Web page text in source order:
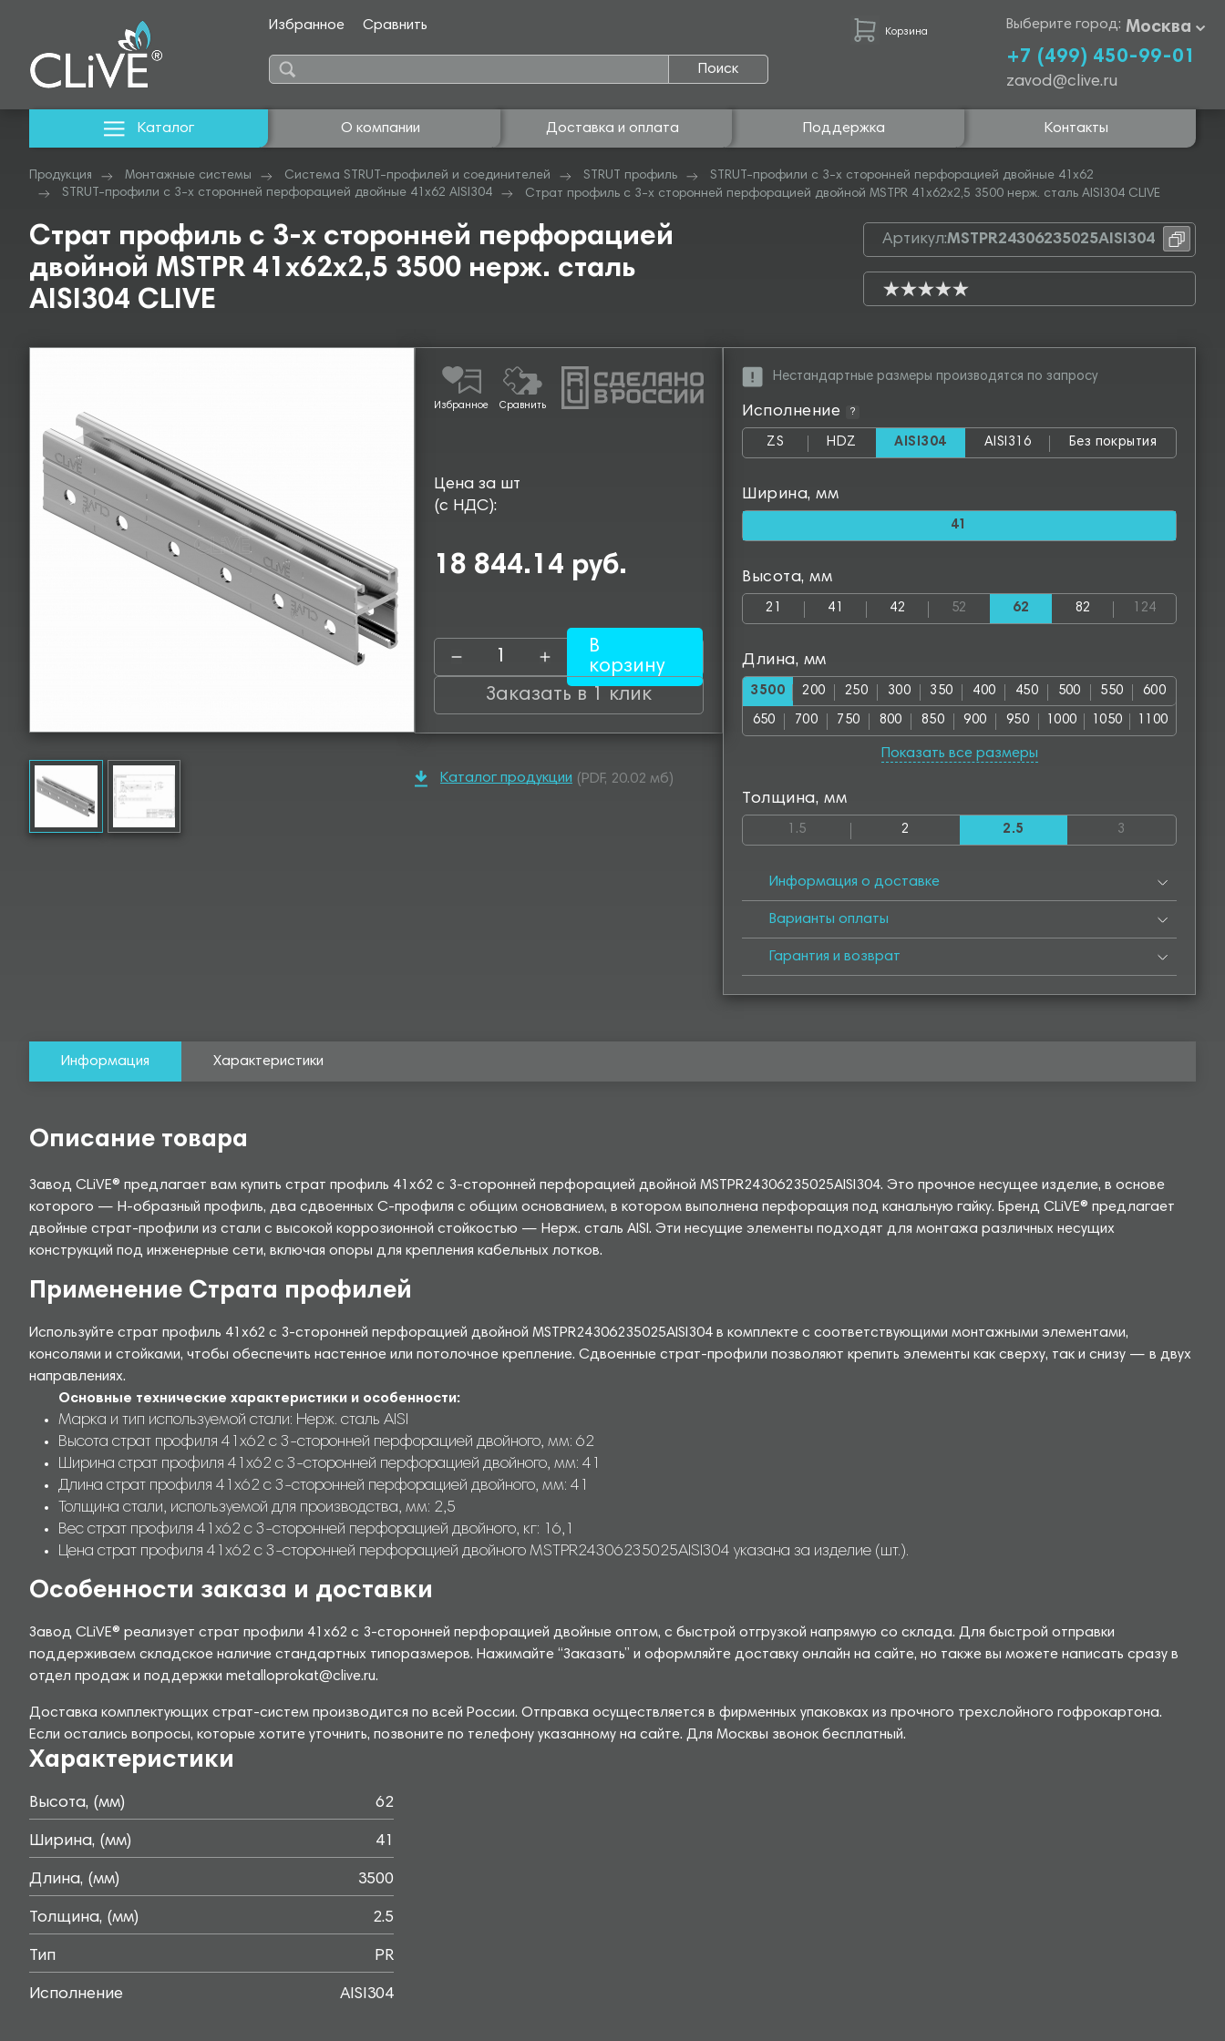
Избранное Сравнить
Поиск
Корзина Выберите город: Москва
+7 (499) 450-99-01
zavod@clive.ru
Каталог О компании Доставка и оплата Поддержка Контакты
Продукция Монтажные системы Система STRUT-профилей и соединителей STRUT профиль
STRUT-профили с 3-х сторонней перфорацией двойные 41х62
STRUT-профили с 3-х сторонней перфорацией двойные 41х62 AISI304
Страт профиль с 3-х сторонней перфорацией двойной MSTPR 41х62х2,5 3500 нерж. сталь AISI304 CLIVE
Страт профиль с 3-х сторонней перфорацией
двойной MSTPR 41х62х2,5 3500 нерж. сталь
AISI304 CLIVE
Артикул:MSTPR24306235025AISI304
Избранное Сравнить
Цена за шт
(с НДС):
18 844.14 руб.
В
корзину
Заказать в 1 клик
Каталог продукции (PDF, 20.02 мб)
Нестандартные размеры производятся по запросу
Исполнение ?
ZS HDZ AISI304 AISI316 Без покрытия
Ширина, мм
41
Высота, мм
21 41 42 52 62 82 124
Длина, мм
3500 200 250 300 350 400 450 500 550 600
650 700 750 800 850 900 950 1000 1050 1100
1300 1350 1400
2500
Показать все размеры
Толщина, мм
1.5 2 2.5 3
Информация о доставке
Варианты оплаты
Гарантия и возврат
Информация Характеристики
Описание товара
Завод CLiVE® предлагает вам купить страт профиль 41х62 с 3-сторонней перфорацией двойной MSTPR24306235025AISI304. Это прочное несущее изделие, в основе
которого — Н-образный профиль, два сдвоенных С-профиля с общим основанием, в котором выполнена перфорация под канальную гайку. Бренд CLiVE® предлагает
двойные страт-профили из стали с высокой коррозионной стойкостью — Нерж. сталь AISI. Эти несущие элементы подходят для монтажа различных несущих
конструкций под инженерные сети, включая опоры для крепления кабельных лотков.
Применение Страта профилей
Используйте страт профиль 41х62 с 3-сторонней перфорацией двойной MSTPR24306235025AISI304 в комплекте с соответствующими монтажными элементами,
консолями и стойками, чтобы обеспечить настенное или потолочное крепление. Сдвоенные страт-профили позволяют крепить элементы как сверху, так и снизу — в двух
направлениях.
Основные технические характеристики и особенности:
Марка и тип используемой стали: Нерж. сталь AISI
Высота страт профиля 41х62 с 3-сторонней перфорацией двойного, мм: 62
Ширина страт профиля 41х62 с 3-сторонней перфорацией двойного, мм: 41
Длина страт профиля 41х62 с 3-сторонней перфорацией двойного, мм: 41
Толщина стали, используемой для производства, мм: 2,5
Вес страт профиля 41х62 с 3-сторонней перфорацией двойного, кг: 16,1
Цена страт профиля 41х62 с 3-сторонней перфорацией двойного MSTPR24306235025AISI304 указана за изделие (шт.).
Особенности заказа и доставки
Завод CLiVE® реализует страт профили 41х62 с 3-сторонней перфорацией двойные оптом, с быстрой отгрузкой напрямую со склада. Для быстрой отправки
поддерживаем складское наличие стандартных типоразмеров. Нажимайте “Заказать” и оформляйте доставку онлайн на сайте, но также вы можете написать сразу в
отдел продаж и поддержки metalloprokat@clive.ru.
Доставка комплектующих страт-систем производится по всей России. Отправка осуществляется в фирменных упаковках из прочного трехслойного гофрокартона.
Если остались вопросы, которые хотите уточнить, позвоните по телефону указанному на сайте. Для Москвы звонок бесплатный.
Характеристики
Высота, (мм) 62
Ширина, (мм) 41
Длина, (мм) 3500
Толщина, (мм) 2.5
Тип PR
Исполнение AISI304